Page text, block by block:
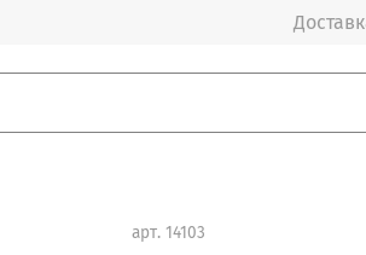
арт. 14103